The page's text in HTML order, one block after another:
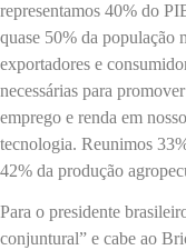
representamos 40% do
quase 50% da população
exportadores e
necessárias para
emprego e renda em
tecnologia. Reunimos
42% da produção
Para o presidente
conjuntural” e cabe ao